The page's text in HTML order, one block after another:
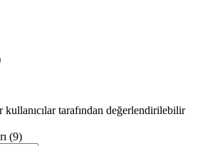
kullanıcılar tarafından değerlendirilebilir
(9)